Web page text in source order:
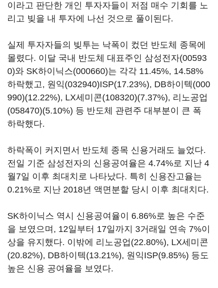
이라고 판단한 개인 투자자들이 저점 매수 기회를 노
리고 빚을 내 투자에 나선 것으로 풀이된다.
실제 투자자들의 빚투는 낙폭이 컸던 반도체 종목에
몰렸다. 이달 국내 반도체 대표주인 삼성전자(00593
0)와 SK하이닉스(000660)는 각각 11.45%, 14.58%
하락했고, 원익(032940)ISP(17.23%), DB하이텍(000
990)(12.22%), LX세미콘(108320)(7.37%), 리노공업
(058470)(5.10%) 등 반도체 관련주 대부분이 큰 폭
하락했다.
하락폭이 커지면서 반도체 종목 신용거래도 늘었다.
전일 기준 삼성전자의 신용공여율은 4.74%로 지난 4
월7일 이후 최대치로 나타났다. 특히 신용잔고율는
0.21%로 지난 2018년 액면분할 당시 이후 최대치다.
SK하이닉스 역시 신용공여율이 6.86%로 높은 수준
을 보였으며, 12일부터 17일까지 3거래일 연속 7%이
상을 유지했다. 이밖에 리노공업(22.80%), LX세미콘
(20.82%), DB하이텍(13.21%), 원익ISP(9.85%) 등도
높은 신용 공여율을 보였다.